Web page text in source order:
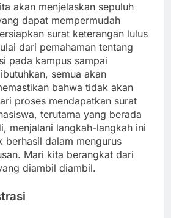
akan menjelaskan sepuluh
dapat mempermudah
surat keterangan lulus
dari pemahaman tentang
pada kampus sampai
semua akan
bahwa tidak akan
proses mendapatkan surat
terutama yang berada
menjalani langkah-langkah ini
berhasil dalam mengurus
Mari kita berangkat dari
diambil diambil.